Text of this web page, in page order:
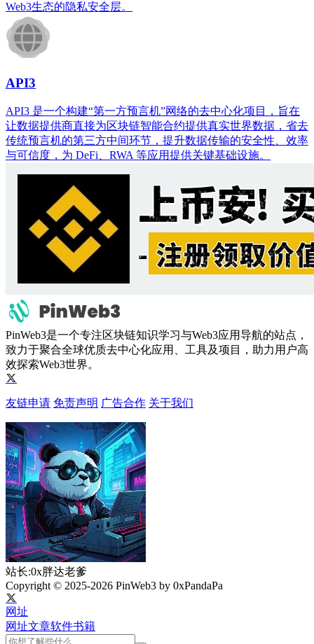
Web3生态的隐私安全层。
API3​
API3 是一个构建“第一方预言机”网络的去中心化项目，旨在
让数据提供商直接为区块链智能合约提供真实世界数据，省去
传统预言机的第三方中间环节，提升数据传输的安全性、效率
与可信度，为 DeFi、RWA 等应用提供关键基础设施。
PinWeb3是一个专注区块链知识学习与Web3应用导航的站点，
致力于聚合全球优质去中心化应用、工具及项目，助力用户高
效探索Web3世界。
友链申请 免责声明 广告合作 关于我们
站长:0x胖达老爹
Copyright © 2025-2026 PinWeb3 by 0xPandaPa
网址
网址文章软件书籍